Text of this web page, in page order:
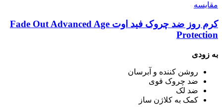
مقایسه
کرم روز ضد چروک فید اوت Fade Out Advanced Age
Protection
به زودی
روشن کننده و آبرسان
ضد چروک قوی
ضد لک
کمک به کلاژن ساز